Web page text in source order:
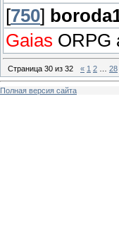
[750]
Gaias ORPG
Страница 30 из 32 « 1 2 28
Полная версия сайта